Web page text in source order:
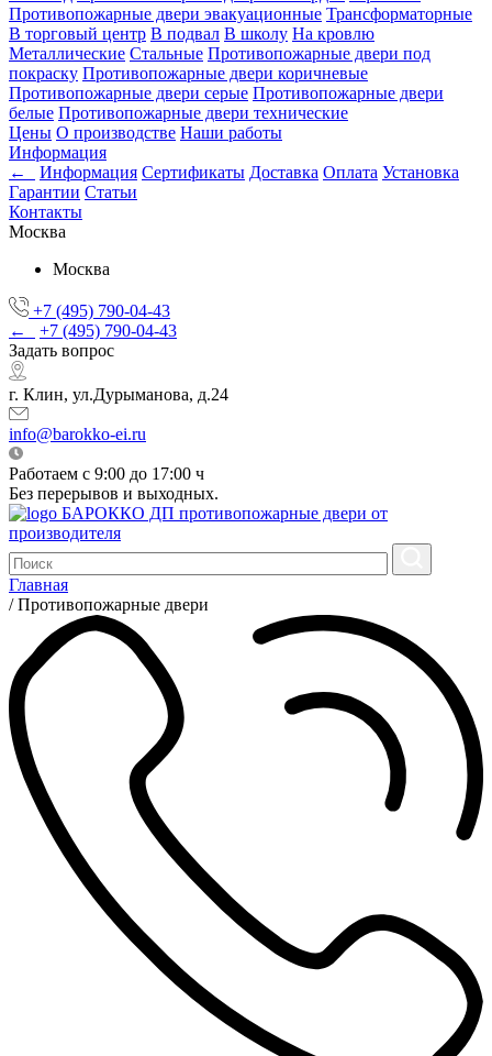
Противопожарные двери эвакуационные Трансформаторные
В торговый центр В подвал В школу На кровлю
Металлические Стальные Противопожарные двери под
покраску Противопожарные двери коричневые
Противопожарные двери серые Противопожарные двери
белые Противопожарные двери технические
Цены О производстве Наши работы
Информация
←
Информация Сертификаты Доставка Оплата Установка
Гарантии Статьи
Контакты
Москва
Москва
+7 (495) 790-04-43
←
+7 (495) 790-04-43
Задать вопрос
г. Клин, ул.Дурыманова, д.24
info@barokko-ei.ru
Работаем с 9:00 до 17:00 ч
Без перерывов и выходных.
БАРОККО ДП противопожарные двери от
производителя
Главная
/ Противопожарные двери